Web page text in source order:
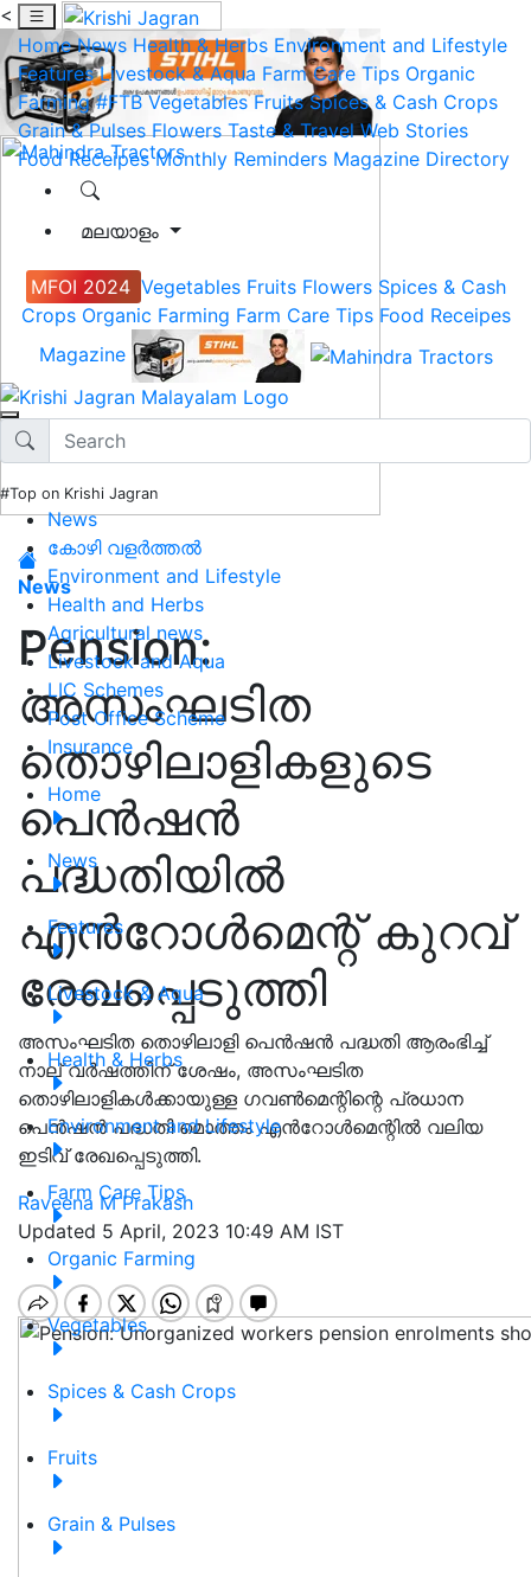
<
Home News Health & Herbs Environment and Lifestyle
Features Livestock & Aqua Farm Care Tips Organic
Farming #FTB Vegetables Fruits Spices & Cash Crops
Grain & Pulses Flowers Taste & Travel Web Stories
Food Receipes Monthly Reminders Magazine Directory
മലയാളം
MFOI 2024 Vegetables Fruits Flowers Spices & Cash
Crops Organic Farming Farm Care Tips Food Receipes
Magazine
#Top on Krishi Jagran
News
കോഴി വളർത്തൽ
Environment and Lifestyle
Health and Herbs
Agricultural news
Livestock and Aqua
LIC Schemes
Post Office Scheme
Insurance
Home
News
Features
Livestock & Aqua
Health & Herbs
Environment and Lifestyle
Farm Care Tips
Organic Farming
Vegetables
Spices & Cash Crops
Fruits
Grain & Pulses
News
Pension:
അസംഘടിത
തൊഴിലാളികളുടെ
പെൻഷൻ
പദ്ധതിയിൽ
എൻറോൾമെന്റ് കുറവ്
രേഖപ്പെടുത്തി
അസംഘടിത തൊഴിലാളി പെൻഷൻ പദ്ധതി ആരംഭിച്ച്
നാല് വർഷത്തിന് ശേഷം, അസംഘടിത
തൊഴിലാളികൾക്കായുള്ള ഗവൺമെന്റിന്റെ പ്രധാന
പെൻഷൻ പദ്ധതി മൊത്തം എൻറോൾമെന്റിൽ വലിയ
ഇടിവ് രേഖപ്പെടുത്തി.
Raveena M Prakash
Updated 5 April, 2023 10:49 AM IST